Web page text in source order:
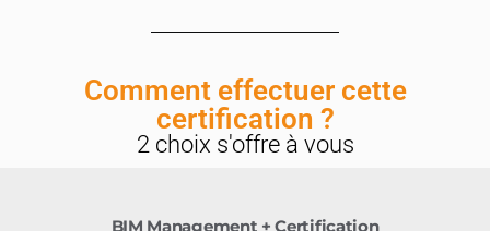
Comment effectuer cette
certification ?
2 choix s'offre à vous
BIM Management + Certification